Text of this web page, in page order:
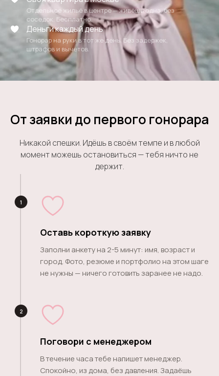
Отдельное жильё в центре — живёшь одна, без
соседок. Бесплатно.
Деньги каждый день
Гонорар на руки в тот же день. Без задержек,
штрафов и вычетов.
От заявки до первого гонорара
Никакой спешки. Идёшь в своём темпе и в любой
момент можешь остановиться — тебя ничто не
держит.
1
Оставь короткую заявку
Заполни анкету на 2-5 минут: имя, возраст и
город. Фото, резюме и портфолио на этом шаге
не нужны — ничего готовить заранее не надо.
2
Поговори с менеджером
В течение часа тебе напишет менеджер.
Спокойно, из дома, без давления. Задаёшь